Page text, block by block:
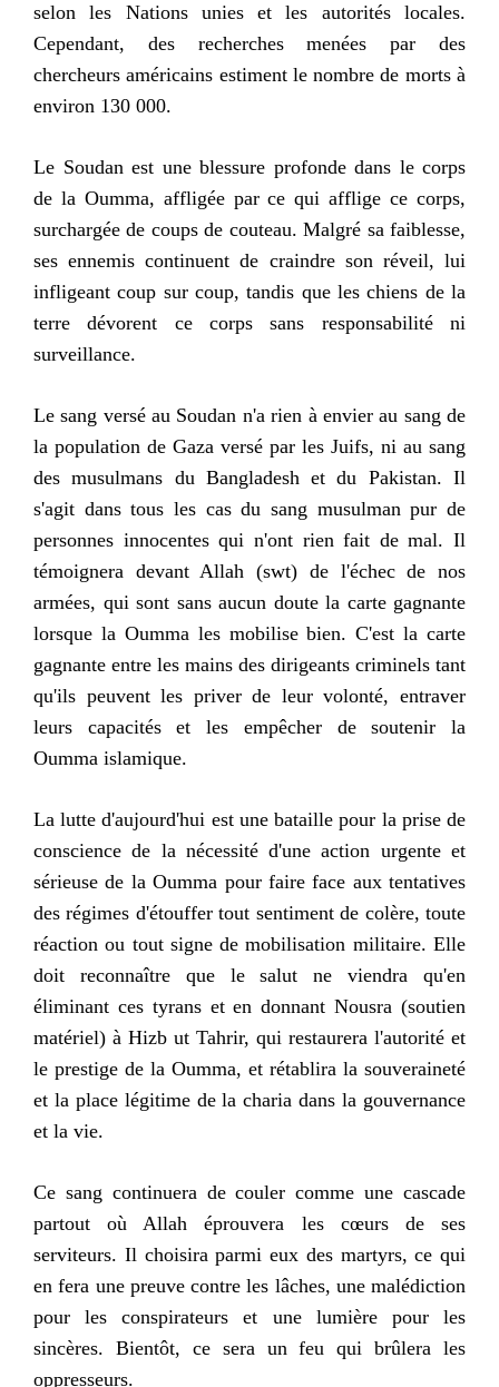
selon les Nations unies et les autorités locales.
Cependant, des recherches menées par des
chercheurs américains estiment le nombre de morts à
environ 130 000.
Le Soudan est une blessure profonde dans le corps
de la Oumma, affligée par ce qui afflige ce corps,
surchargée de coups de couteau. Malgré sa faiblesse,
ses ennemis continuent de craindre son réveil, lui
infligeant coup sur coup, tandis que les chiens de la
terre dévorent ce corps sans responsabilité ni
surveillance.
Le sang versé au Soudan n'a rien à envier au sang de
la population de Gaza versé par les Juifs, ni au sang
des musulmans du Bangladesh et du Pakistan. Il
s'agit dans tous les cas du sang musulman pur de
personnes innocentes qui n'ont rien fait de mal. Il
témoignera devant Allah (swt) de l'échec de nos
armées, qui sont sans aucun doute la carte gagnante
lorsque la Oumma les mobilise bien. C'est la carte
gagnante entre les mains des dirigeants criminels tant
qu'ils peuvent les priver de leur volonté, entraver
leurs capacités et les empêcher de soutenir la
Oumma islamique.
La lutte d'aujourd'hui est une bataille pour la prise de
conscience de la nécessité d'une action urgente et
sérieuse de la Oumma pour faire face aux tentatives
des régimes d'étouffer tout sentiment de colère, toute
réaction ou tout signe de mobilisation militaire. Elle
doit reconnaître que le salut ne viendra qu'en
éliminant ces tyrans et en donnant Nousra (soutien
matériel) à Hizb ut Tahrir, qui restaurera l'autorité et
le prestige de la Oumma, et rétablira la souveraineté
et la place légitime de la charia dans la gouvernance
et la vie.
Ce sang continuera de couler comme une cascade
partout où Allah éprouvera les cœurs de ses
serviteurs. Il choisira parmi eux des martyrs, ce qui
en fera une preuve contre les lâches, une malédiction
pour les conspirateurs et une lumière pour les
sincères. Bientôt, ce sera un feu qui brûlera les
oppresseurs.